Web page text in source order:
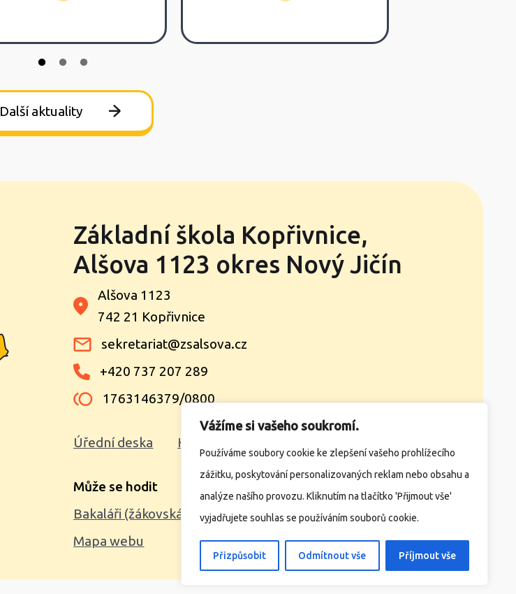
Vážíme si vašeho soukromí.
Používáme soubory cookie ke zlepšení vašeho prohlížecího
zážitku, poskytování personalizovaných reklam nebo obsahu a
analýze našího provozu. Kliknutím na tlačítko 'Přijmout vše'
vyjadřujete souhlas se používáním souborů cookie.
Přizpůsobit Odmítnout vše Příjmout vše
Další aktuality
Základní škola Kopřivnice,
Alšova 1123 okres Nový Jičín
Alšova 1123
742 21 Kopřivnice
sekretariat@zsalsova.cz
+420 737 207 289
1763146379/0800
Úřední deska Kontakty
Může se hodit
Bakaláři (žákovská knížka)
Školní e-mail
E-strava
Mapa webu